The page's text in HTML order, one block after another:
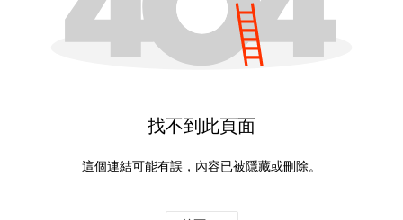
找不到此頁面
這個連結可能有誤，內容已被隱藏或刪除。